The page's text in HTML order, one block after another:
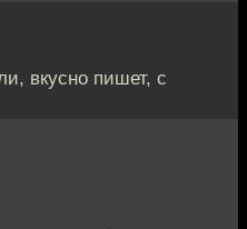
вкусно пишет, с